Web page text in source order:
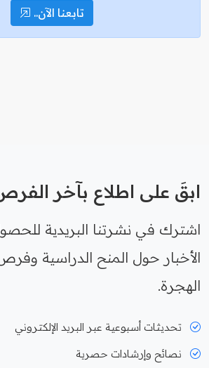
تابعنا الآن..
ابقَ على اطلاع بآخر
اشترك في نشرتنا البريدية
الأخبار حول المنح الدراسية
الهجرة.
تحديثات أسبوعية عبر البريد الإلكتروني
نصائح وإرشادات حصرية